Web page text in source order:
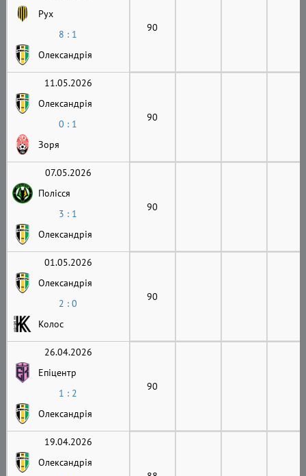
Рух
8 : 1
Олександрія
90
11.05.2026
Олександрія
0 : 1
Зоря
90
07.05.2026
Полісся
3 : 1
Олександрія
90
01.05.2026
Олександрія
2 : 0
Колос
90
26.04.2026
Епіцентр
1 : 2
Олександрія
90
19.04.2026
Олександрія